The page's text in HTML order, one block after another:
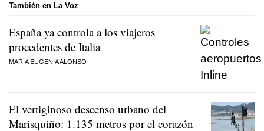
También en La Voz
España ya controla a los viajeros
procedentes de Italia
MARÍA EUGENIA ALONSO
El vertiginoso descenso urbano del
Marisquiño: 1.135 metros por el corazón